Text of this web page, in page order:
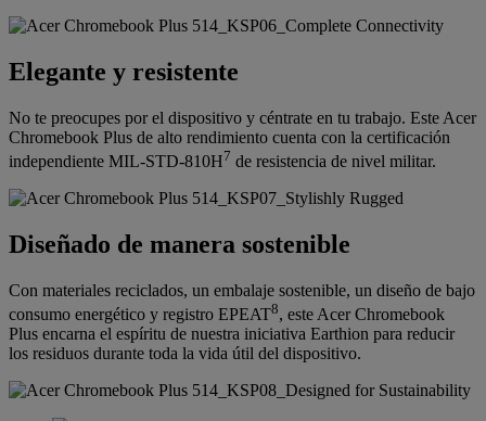
Elegante y resistente
No te preocupes por el dispositivo y céntrate en tu trabajo. Este Acer
Chromebook Plus de alto rendimiento cuenta con la certificación
independiente MIL-STD-810H7 de resistencia de nivel militar.
Diseñado de manera sostenible
Con materiales reciclados, un embalaje sostenible, un diseño de bajo
consumo energético y registro EPEAT8, este Acer Chromebook
Plus encarna el espíritu de nuestra iniciativa Earthion para reducir
los residuos durante toda la vida útil del dispositivo.